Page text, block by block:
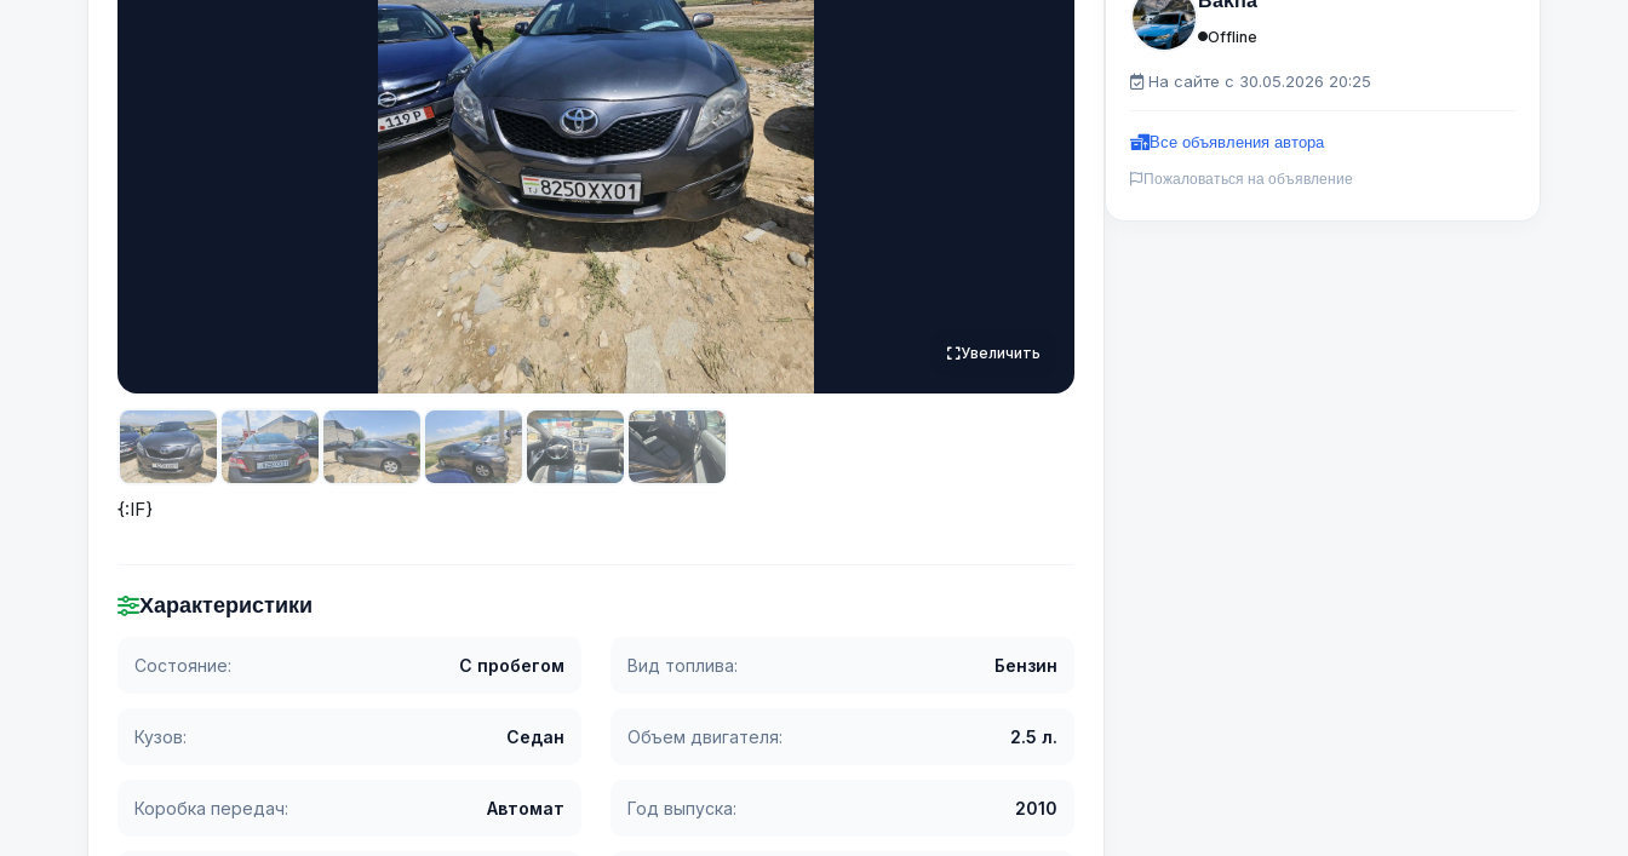
Увеличить
{:IF}
Характеристики
Состояние: С пробегом Вид топлива: Бензин
Кузов: Седан Объем двигателя: 2.5 л.
Коробка передач: Автомат Год выпуска: 2010
Offline
На сайте с 30.05.2026 20:25
Все объявления автора
Пожаловаться на объявление